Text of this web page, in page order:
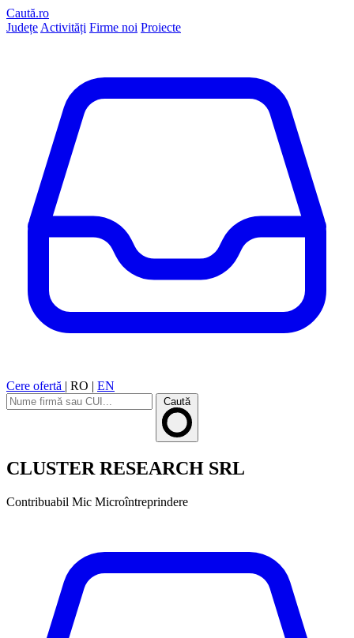
Caută.ro
Județe Activități Firme noi Proiecte
Cere ofertă | RO | EN
Caută
CLUSTER RESEARCH SRL
Contribuabil Mic Microîntreprindere